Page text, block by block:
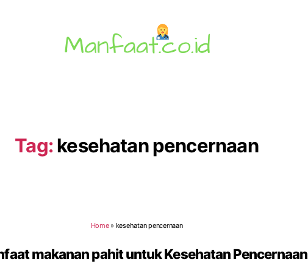
Tag:kesehatan pencernaan
Home» kesehatan pencernaan
makanan pahit untuk Kesehatan Pencernaan